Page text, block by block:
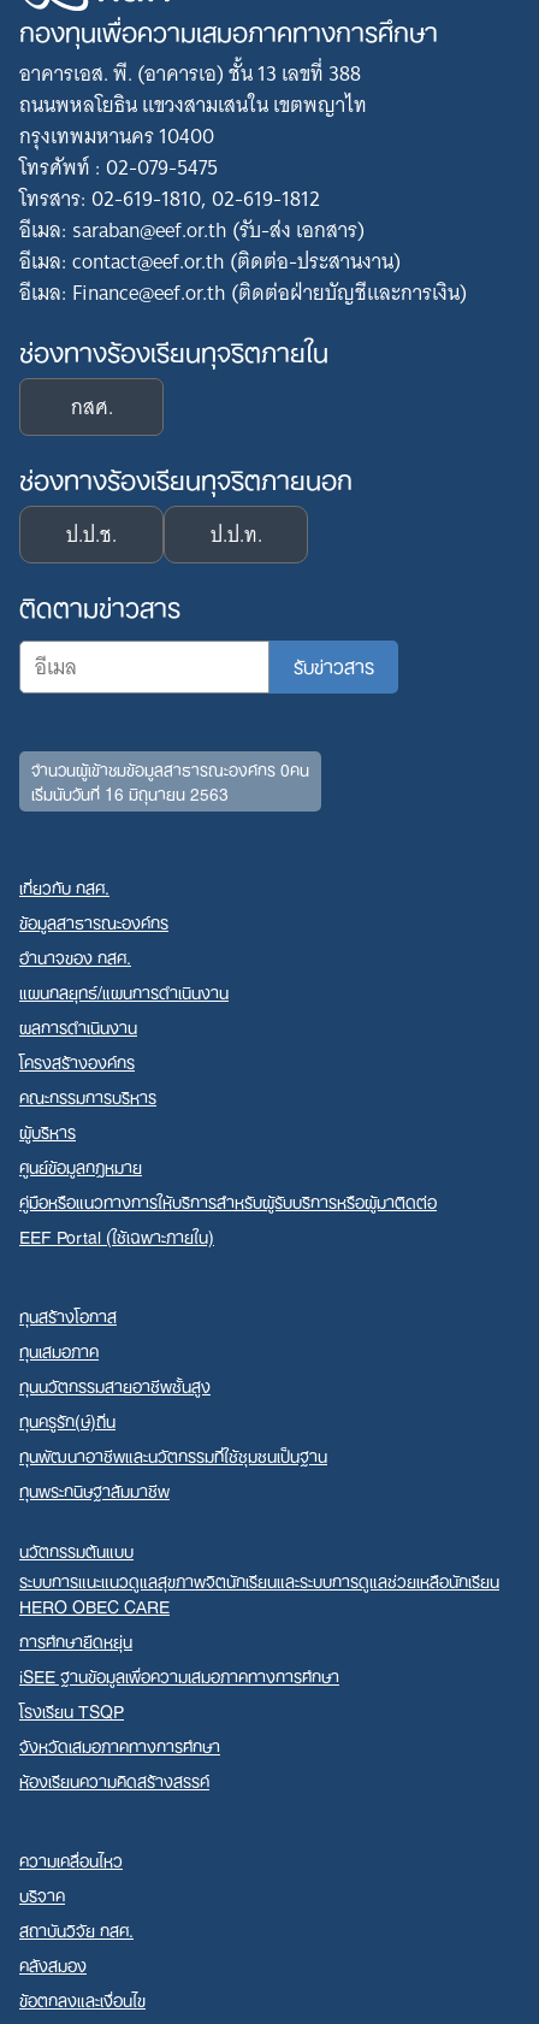
Search
for:
กองทุนเพื่อความเสมอภาคทางการศึกษา
อาคารเอส. พี. (อาคารเอ) ชั้น 13 เลขที่ 388
ถนนพหลโยธิน แขวงสามเสนใน เขตพญาไท
กรุงเทพมหานคร 10400
โทรศัพท์ : 02-079-5475
โทรสาร: 02-619-1810, 02-619-1812
อีเมล: saraban@eef.or.th (รับ-ส่ง เอกสาร)
อีเมล: contact@eef.or.th (ติดต่อ-ประสานงาน)
อีเมล: Finance@eef.or.th (ติดต่อฝ่ายบัญชีและการเงิน)
ช่องทางร้องเรียนทุจริตภายใน
กสศ.
ช่องทางร้องเรียนทุจริตภายนอก
ป.ป.ช. ป.ป.ท.
ติดตามข่าวสาร
จำนวนผู้เข้าชมข้อมูลสาธารณะองค์กร 0คน
เริ่มนับวันที่ 16 มิถุนายน 2563
เกี่ยวกับ กสศ.
ข้อมูลสาธารณะองค์กร
อำนาจของ กสศ.
แผนกลยุทธ์/แผนการดำเนินงาน
ผลการดำเนินงาน
โครงสร้างองค์กร
คณะกรรมการบริหาร
ผู้บริหาร
ศูนย์ข้อมูลกฎหมาย
คู่มือหรือแนวทางการให้บริการสำหรับผู้รับบริการหรือผู้มาติดต่อ
EEF Portal (ใช้เฉพาะภายใน)
ทุนสร้างโอกาส
ทุนเสมอภาค
ทุนนวัตกรรมสายอาชีพชั้นสูง
ทุนครูรัก(ษ์)ถิ่น
ทุนพัฒนาอาชีพและนวัตกรรมที่ใช้ชุมชนเป็นฐาน
ทุนพระกนิษฐาสัมมาชีพ
นวัตกรรมต้นแบบ
ระบบการแนะแนวดูแลสุขภาพจิตนักเรียนและระบบการดูแลช่วยเหลือนักเรียน
HERO OBEC CARE
การศึกษายืดหยุ่น
iSEE ฐานข้อมูลเพื่อความเสมอภาคทางการศึกษา
โรงเรียน TSQP
จังหวัดเสมอภาคทางการศึกษา
ห้องเรียนความคิดสร้างสรรค์
ความเคลื่อนไหว
บริจาค
สถาบันวิจัย กสศ.
คลังสมอง
ข้อตกลงและเงื่อนไข